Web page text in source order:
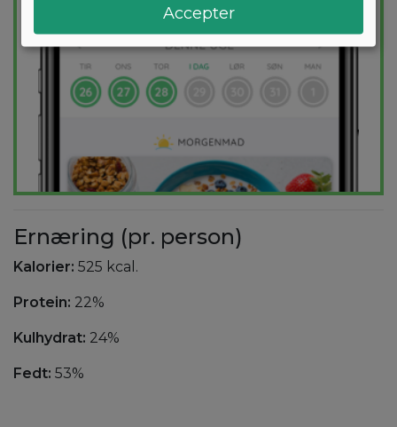
Ernæring (pr. person)
Kalorier: 525 kcal.
Protein: 22%
Kulhydrat: 24%
Fedt: 53%
Accepter